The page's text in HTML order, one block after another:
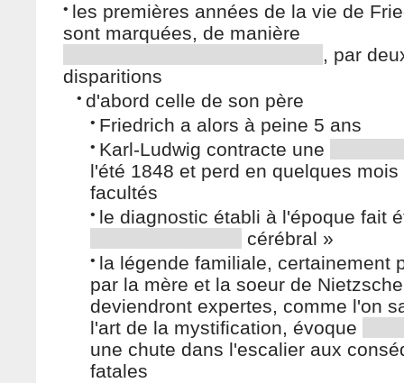
• les premières années de la vie de
sont marquées, de manière
, par
disparitions
• d'abord celle de son père
• Friedrich a alors à peine 5 ans
• Karl-Ludwig contracte une
l'été 1848 et perd en quelques mois
facultés
• le diagnostic établi à l'époque fait
cérébral »
• la légende familiale, certainement
par la mère et la soeur de
deviendront expertes, comme l'on
l'art de la mystification, évoque
une chute dans l'escalier aux
fatales